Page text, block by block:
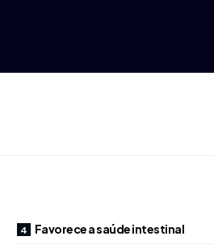
Favorece a saúde intestinal